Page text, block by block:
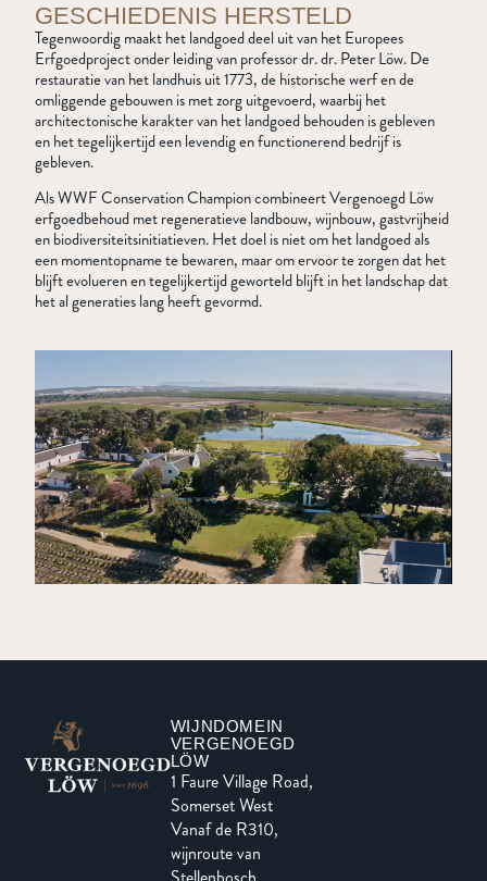
GESCHIEDENIS HERSTELD
Tegenwoordig maakt het landgoed deel uit van het Europees
Erfgoedproject onder leiding van professor dr. dr. Peter Löw. De
restauratie van het landhuis uit 1773, de historische werf en de
omliggende gebouwen is met zorg uitgevoerd, waarbij het
architectonische karakter van het landgoed behouden is gebleven
en het tegelijkertijd een levendig en functionerend bedrijf is
gebleven.
Als WWF Conservation Champion combineert Vergenoegd Löw
erfgoedbehoud met regeneratieve landbouw, wijnbouw, gastvrijheid
en biodiversiteitsinitiatieven. Het doel is niet om het landgoed als
een momentopname te bewaren, maar om ervoor te zorgen dat het
blijft evolueren en tegelijkertijd geworteld blijft in het landschap dat
het al generaties lang heeft gevormd.
WIJNDOMEIN
VERGENOEGD
LÖW
1 Faure Village Road,
Somerset West
Vanaf de R310,
wijnroute van